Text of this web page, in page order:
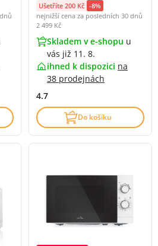
Ušetříte 200 Kč -8%
nejnižší cena za posledních 30 dnů
2 499 Kč
Skladem v e-shopu u
vás již 11. 8.
ihned k dispozici na
38 prodejnách
4.7
Do košíku